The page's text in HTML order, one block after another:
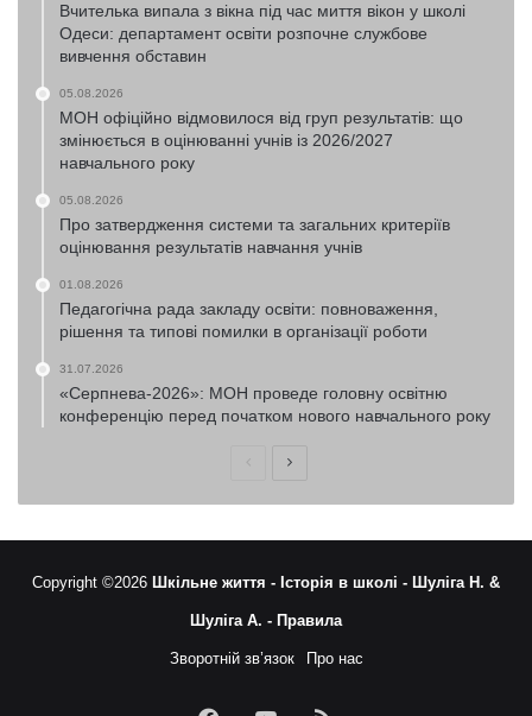
Вчителька випала з вікна під час миття вікон у школі
Одеси: департамент освіти розпочне службове
вивчення обставин
05.08.2026
МОН офіційно відмовилося від груп результатів: що
змінюється в оцінюванні учнів із 2026/2027
навчального року
05.08.2026
Про затвердження системи та загальних критеріїв
оцінювання результатів навчання учнів
01.08.2026
Педагогічна рада закладу освіти: повноваження,
рішення та типові помилки в організації роботи
31.07.2026
«Серпнева-2026»: МОН проведе головну освітню
конференцію перед початком нового навчального року
ПопередняНаступна
Copyright ©2026 Шкільне життя - Історія в школі - Шуліга Н. &
Шуліга А. - Правила
Зворотній зв’язок Про нас